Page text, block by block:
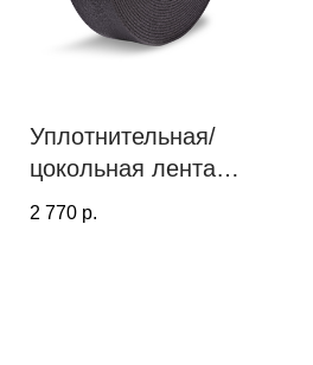
Уплотнительная/
цокольная лента
PROF TOOLS, 6
2 770 р.